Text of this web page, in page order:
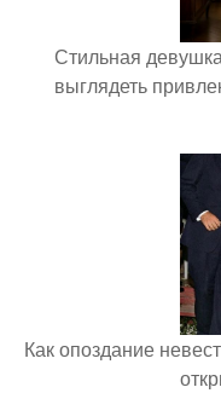
Стильная
выглядеть
Как опоздание